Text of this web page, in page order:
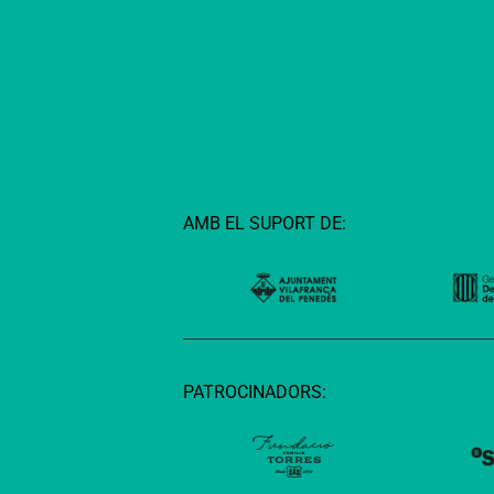
AMB EL SUPORT DE:
PATROCINADORS: